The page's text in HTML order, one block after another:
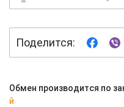
Поделится:
Обмен производится по
й